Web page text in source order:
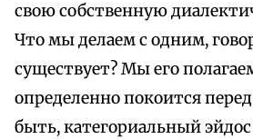
свою собственную
Что мы делаем с одним,
существует? Мы его
определенно покоится
быть, категориальный